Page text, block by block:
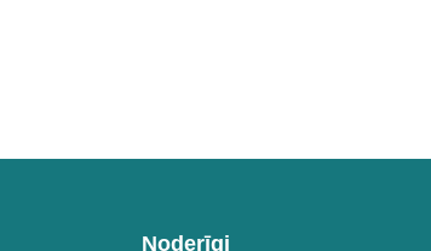
Noderīgi